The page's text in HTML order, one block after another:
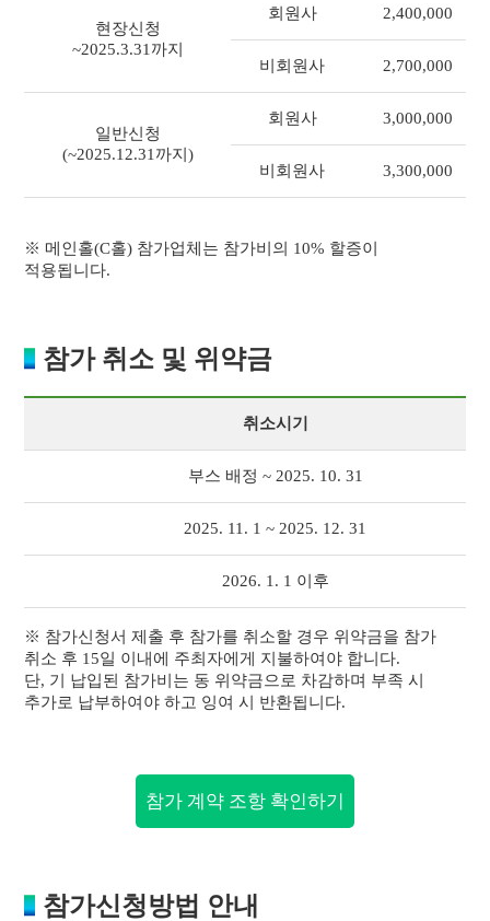
현장신청
~2025.3.31까지
회원사 2,400,000
비회원사 2,700,000
일반신청
(~2025.12.31까지)
회원사 3,000,000
비회원사 3,300,000
※ 메인홀(C홀) 참가업체는 참가비의 10% 할증이
적용됩니다.
참가 취소 및 위약금
취소시기
부스 배정 ~ 2025. 10. 31
2025. 11. 1 ~ 2025. 12. 31
2026. 1. 1 이후
※ 참가신청서 제출 후 참가를 취소할 경우 위약금을 참가
취소 후 15일 이내에 주최자에게 지불하여야 합니다.
단, 기 납입된 참가비는 동 위약금으로 차감하며 부족 시
추가로 납부하여야 하고 잉여 시 반환됩니다.
참가 계약 조항 확인하기
참가신청방법 안내